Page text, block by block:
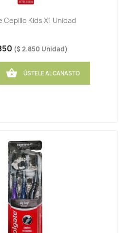
Cepillo Kids X1 Unidad
($ 2.850 Unidad)
 ÚSTELE AL CANASTO